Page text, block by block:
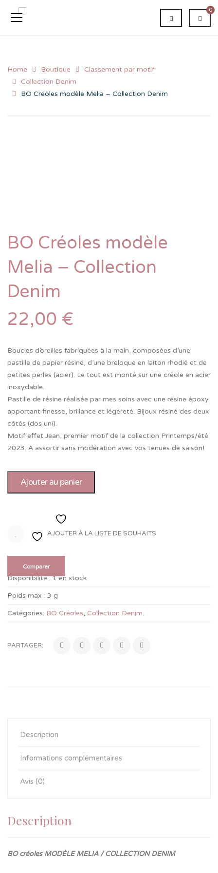
0
Home Boutique
Classement par motif
Collection Denim
BO Créoles modèle Melia – Collection Denim
BO Créoles modèle
Melia – Collection
Denim
22,00 €
Boucles d’oreilles fabriquées à la main, composées d’une
pastille de papier résiné, d’une breloque en laiton rhodié et de
petites perles (acier). Le tout est monté sur une créole en acier
inoxydable.
Pastille de résine réalisée par mes soins avec une résine époxy
apportant finesse, brillance et légèreté. Bijoux résiné des deux
côtés (dos uni).
Motif effet Jean, premier motif de la collection Printemps/été
2023. A assortir sans modération avec vos tenues de saison!
Ajouter au panier
AJOUTER À LA LISTE DE SOUHAITS
Comparer
Disponibilité : 1 en stock
Poids max : 3 g
Catégories: BO Créoles, Collection Denim.
PARTAGER:
Description
Informations complémentaires
Avis (0)
Description
BO créoles MODÈLE MELIA / COLLECTION DENIM